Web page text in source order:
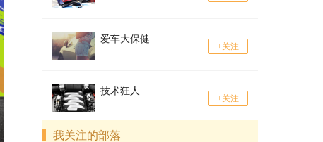
爱车大保健
+关注
技术狂人
+关注
我关注的部落